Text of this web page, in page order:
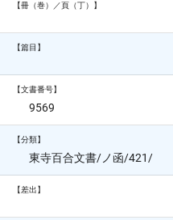
【冊（巻）／頁（丁）】
【篇目】
【文書番号】
9569
【分類】
東寺百合文書/ノ函/421/
【差出】